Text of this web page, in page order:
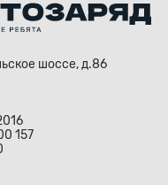
шоссе, д.86
157